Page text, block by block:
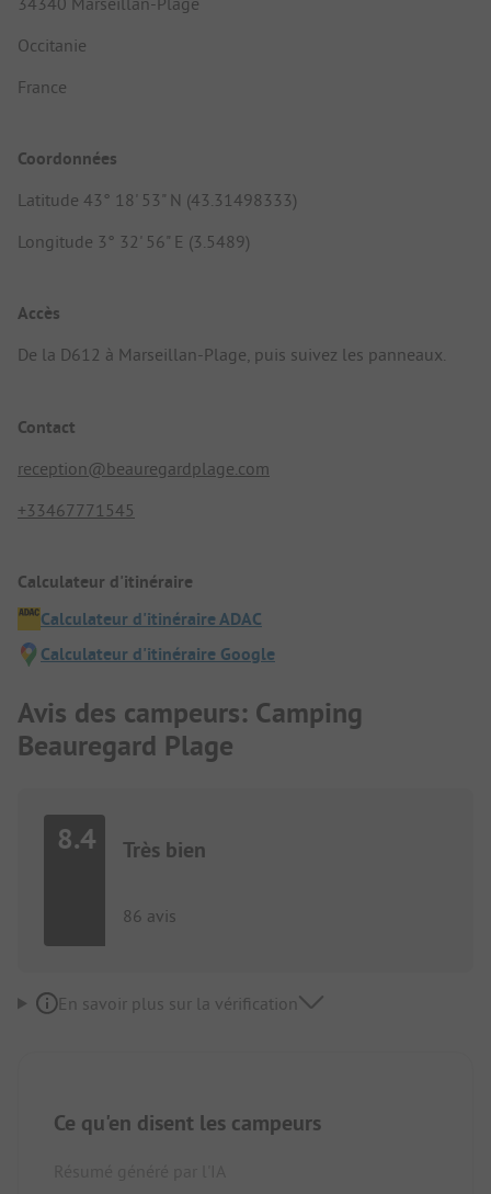
Occitanie
France
Coordonnées
Latitude 43° 18' 53" N (43.31498333)
Longitude 3° 32' 56" E (3.5489)
Accès
De la D612 à Marseillan-Plage, puis suivez les panneaux.
Contact
reception@beauregardplage.com
+33467771545
Calculateur d'itinéraire
Calculateur d'itinéraire ADAC
Calculateur d'itinéraire Google
Avis des campeurs: Camping
Beauregard Plage
8.4 Très bien
86 avis
En savoir plus sur la vérification
Ce qu'en disent les campeurs